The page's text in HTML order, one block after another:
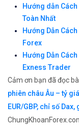
Hướng dẫn Cách
Toàn Nhất
Hướng Dẫn
Forex
Hướng Dẫn
Exness Trader
Cảm ơn bạn đã đọc
phiên châu Âu – tỷ giá
EUR/GBP, chỉ số